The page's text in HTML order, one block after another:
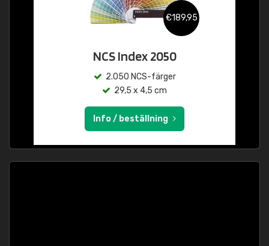
€189,95
NCS Index 2050
2.050 NCS-färger
29,5 x 4,5 cm
Info / beställning